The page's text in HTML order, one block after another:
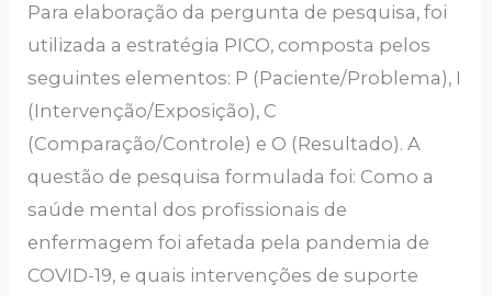
Para elaboração da pergunta de pesquisa, foi
utilizada a estratégia PICO, composta pelos
seguintes elementos: P (Paciente/Problema), I
(Intervenção/Exposição), C
(Comparação/Controle) e O (Resultado). A
questão de pesquisa formulada foi: Como a
saúde mental dos profissionais de
enfermagem foi afetada pela pandemia de
COVID-19, e quais intervenções de suporte